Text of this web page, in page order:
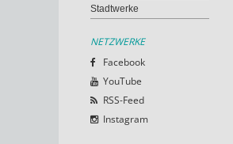
Stadtwerke
NETZWERKE
Facebook
YouTube
RSS-Feed
Instagram